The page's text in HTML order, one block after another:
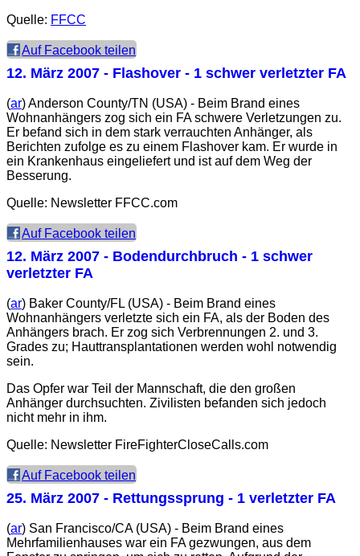
Quelle: FFCC
Auf Facebook teilen
12. März 2007 - Flashover - 1 schwer verletzter FA
(ar) Anderson County/TN (USA) - Beim Brand eines
Wohnanhängers zog sich ein FA schwere Verletzungen zu.
Er befand sich in dem stark verrauchten Anhänger, als
Berichten zufolge es zu einem Flashover kam. Er wurde in
ein Krankenhaus eingeliefert und ist auf dem Weg der
Besserung.
Quelle: Newsletter FFCC.com
Auf Facebook teilen
12. März 2007 - Bodendurchbruch - 1 schwer
verletzter FA
(ar) Baker County/FL (USA) - Beim Brand eines
Wohnanhängers verletzte sich ein FA, als der Boden des
Anhängers brach. Er zog sich Verbrennungen 2. und 3.
Grades zu; Hauttransplantationen werden wohl notwendig
sein.
Das Opfer war Teil der Mannschaft, die den großen
Anhänger durchsuchten. Zivilisten befanden sich jedoch
nicht mehr in ihm.
Quelle: Newsletter FireFighterCloseCalls.com
Auf Facebook teilen
25. März 2007 - Rettungssprung - 1 verletzter FA
(ar) San Francisco/CA (USA) - Beim Brand eines
Mehrfamilienhauses war ein FA gezwungen, aus dem